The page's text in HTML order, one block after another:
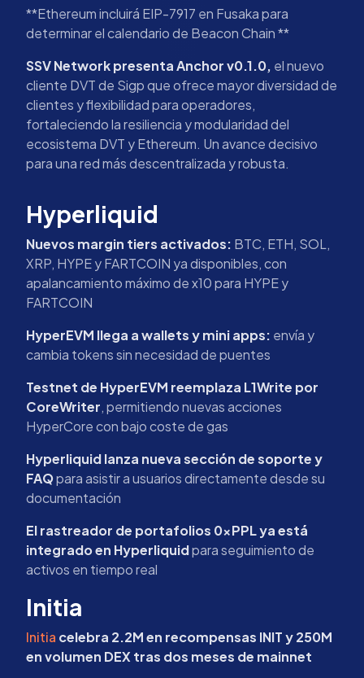
**Ethereum incluirá EIP-7917 en Fusaka para
determinar el calendario de Beacon Chain **
SSV Network presenta Anchor v0.1.0, el nuevo
cliente DVT de Sigp que ofrece mayor diversidad de
clientes y flexibilidad para operadores,
fortaleciendo la resiliencia y modularidad del
ecosistema DVT y Ethereum. Un avance decisivo
para una red más descentralizada y robusta.
Hyperliquid
Nuevos margin tiers activados: BTC, ETH, SOL,
XRP, HYPE y FARTCOIN ya disponibles, con
apalancamiento máximo de x10 para HYPE y
FARTCOIN
HyperEVM llega a wallets y mini apps: envía y
cambia tokens sin necesidad de puentes
Testnet de HyperEVM reemplaza L1Write por
CoreWriter, permitiendo nuevas acciones
HyperCore con bajo coste de gas
Hyperliquid lanza nueva sección de soporte y
FAQpara asistir a usuarios directamente desde su
documentación
El rastreador de portafolios 0xPPL ya está
integrado en Hyperliquidpara seguimiento de
activos en tiempo real
Initia
Initia celebra 2.2M en recompensas INIT y 250M
en volumen DEX tras dos meses de mainnet